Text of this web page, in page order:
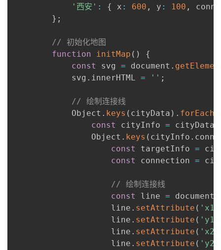
'西安' : { x : 600 , y : 100 ,
} ;
// 初始化地图
function
initMap ( )
{
const
svg = document .
            svg
. innerHTML = '' ;
// 绘制连接线
            Object
. keys ( cityData ) . forEach
const
cityInfo = cityData
                Object
. keys ( cityInfo .
const
targetInfo =
const
connection =
// 绘制连接线
const
line = document
                    line
. setAttribute ( 'x1'
                    line
. setAttribute ( 'y1'
                    line
. setAttribute ( 'x2'
                    line
. setAttribute ( 'y2'